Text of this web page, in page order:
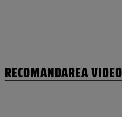
RECOMANDAREA VIDEO